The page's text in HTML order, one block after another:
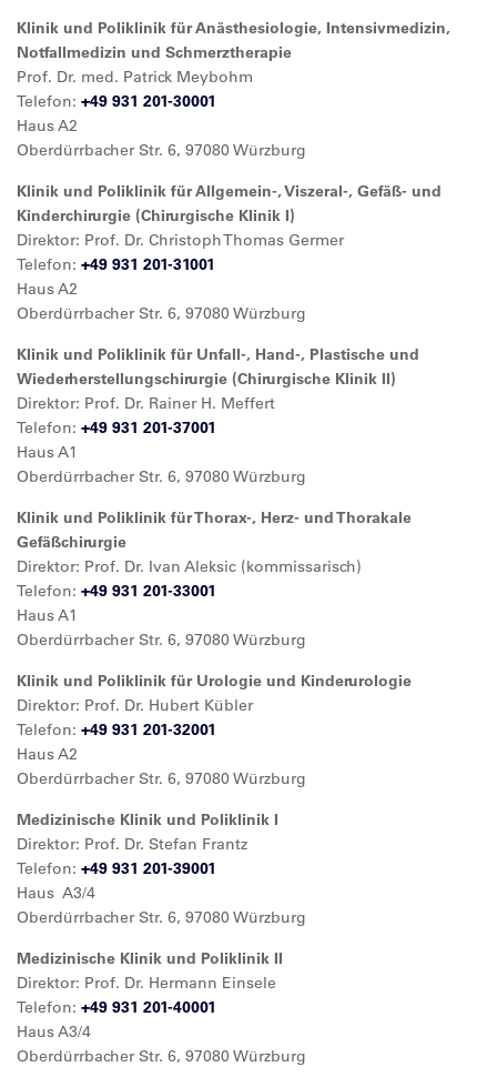
Klinik und Poliklinik für Anästhesiologie, Intensivmedizin,
Notfallmedizin und Schmerztherapie
Prof. Dr. med. Patrick Meybohm
Telefon: +49 931 201-30001
Haus A2
Oberdürrbacher Str. 6, 97080 Würzburg
Klinik und Poliklinik für Allgemein-, Viszeral-, Gefäß- und
Kinderchirurgie (Chirurgische Klinik I)
Direktor: Prof. Dr. Christoph Thomas Germer
Telefon: +49 931 201-31001
Haus A2
Oberdürrbacher Str. 6, 97080 Würzburg
Klinik und Poliklinik für Unfall-, Hand-, Plastische und
Wiederherstellungschirurgie (Chirurgische Klinik II)
Direktor: Prof. Dr. Rainer H. Meffert
Telefon: +49 931 201-37001
Haus A1
Oberdürrbacher Str. 6, 97080 Würzburg
Klinik und Poliklinik für Thorax-, Herz- und Thorakale
Gefäßchirurgie
Direktor: Prof. Dr. Ivan Aleksic (kommissarisch)
Telefon: +49 931 201-33001
Haus A1
Oberdürrbacher Str. 6, 97080 Würzburg
Klinik und Poliklinik für Urologie und Kinderurologie
Direktor: Prof. Dr. Hubert Kübler
Telefon: +49 931 201-32001
Haus A2
Oberdürrbacher Str. 6, 97080 Würzburg
Medizinische Klinik und Poliklinik I
Direktor: Prof. Dr. Stefan Frantz
Telefon: +49 931 201-39001
Haus A3/4
Oberdürrbacher Str. 6, 97080 Würzburg
Medizinische Klinik und Poliklinik II
Direktor: Prof. Dr. Hermann Einsele
Telefon: +49 931 201-40001
Haus A3/4
Oberdürrbacher Str. 6, 97080 Würzburg